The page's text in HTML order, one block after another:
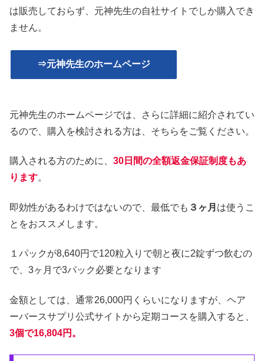
は販売しておらず、元神先生の自社サイトでしか購入でき
ません。
⇒元神先生のホームページ
元神先生のホームページでは、さらに詳細に紹介されてい
るので、購入を検討される方は、そちらをご覧ください。
購入される方のために、 30日間の全額返金保証制度もあ
ります。
即効性があるわけではないので、最低でも ３ヶ月 は使うこ
とをおススメします。
１パックが8,640円で120粒入りで朝と夜に2錠ずつ飲むの
で、3ヶ月で3パック必要となります
金額としては、通常26,000円くらいになりますが、ヘア
ーバースサプリ公式サイトから定期コースを購入すると、
3個で16,804円。